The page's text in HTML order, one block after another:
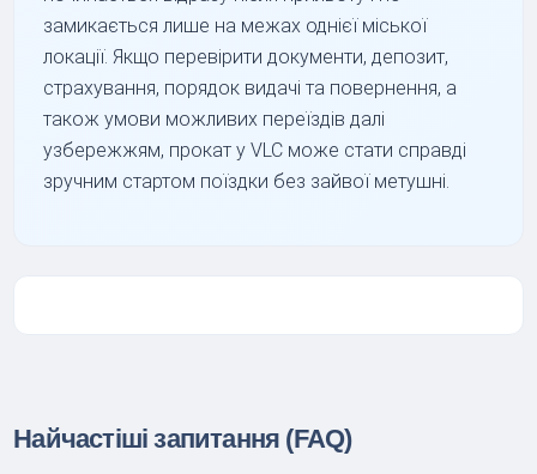
замикається лише на межах однієї міської
локації. Якщо перевірити документи, депозит,
страхування, порядок видачі та повернення, а
також умови можливих переїздів далі
узбережжям, прокат у VLC може стати справді
зручним стартом поїздки без зайвої метушні.
Найчастіші запитання (FAQ)